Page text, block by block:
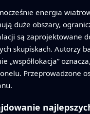
energia
duże obszary,
są zaprojektowane
skupiskach. Autorzy
„współlokacja”
Przeprowadzone